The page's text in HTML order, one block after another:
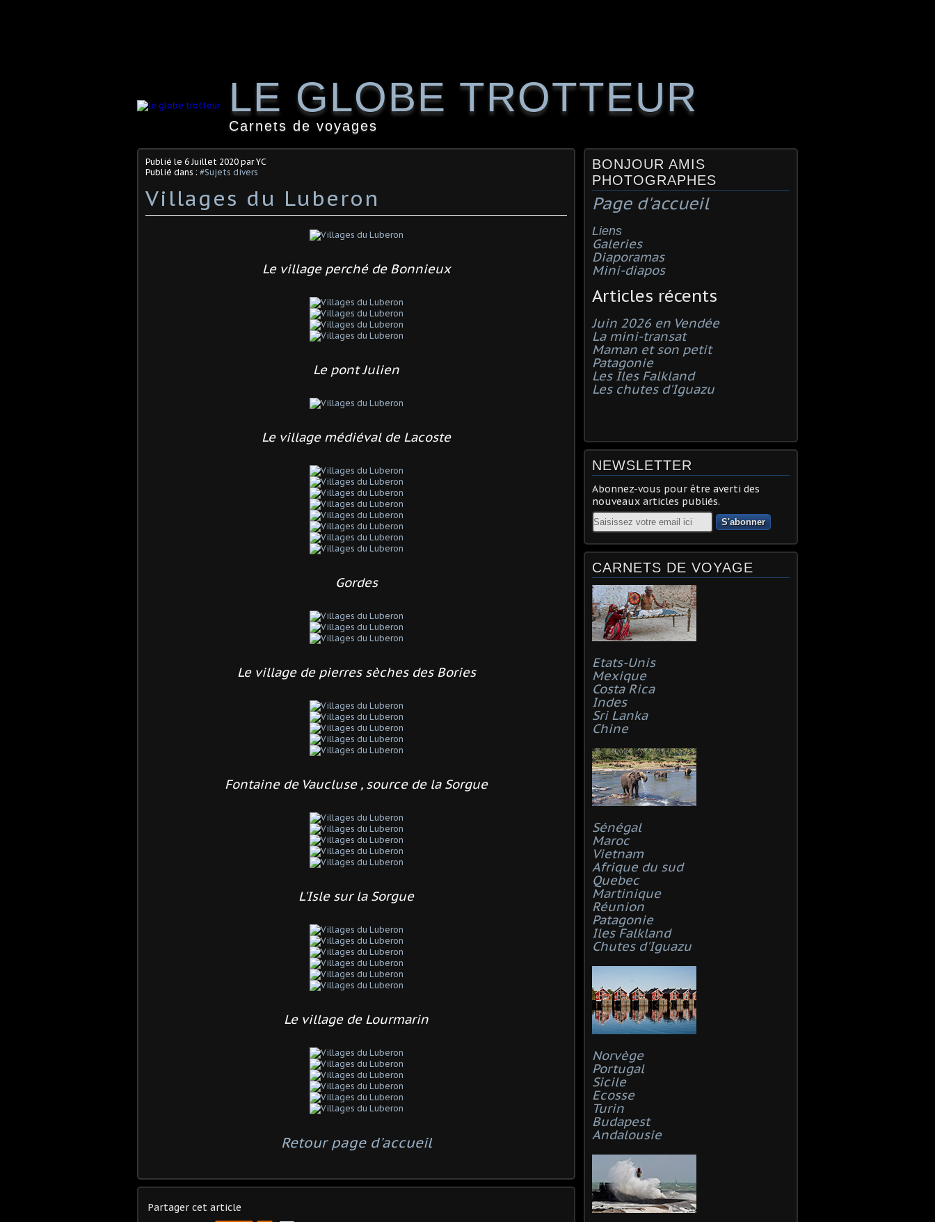
LE GLOBE TROTTEUR
Carnets de voyages
Publié le 6 Juillet 2020 par YC
Publié dans : #Sujets divers
Villages du Luberon
Le village perché de Bonnieux
Le pont Julien
Le village médiéval de Lacoste
Gordes
Le village de pierres sèches des Bories
Fontaine de Vaucluse , source de la Sorgue
L'Isle sur la Sorgue
Le village de Lourmarin
Retour page d'accueil
Partager cet article
BONJOUR AMIS
PHOTOGRAPHES
Page d'accueil
Liens
Galeries
Diaporamas
Mini-diapos
Articles récents
Juin 2026 en Vendée
La mini-transat
Maman et son petit
Patagonie
Les Iles Falkland
Les chutes d'Iguazu
NEWSLETTER
Abonnez-vous pour être averti des
nouveaux articles publiés.
Email
CARNETS DE VOYAGE
Etats-Unis
Mexique
Costa Rica
Indes
Sri Lanka
Chine
Sénégal
Maroc
Vietnam
Afrique du sud
Quebec
Martinique
Réunion
Patagonie
Iles Falkland
Chutes d'Iguazu
Norvège
Portugal
Sicile
Ecosse
Turin
Budapest
Andalousie